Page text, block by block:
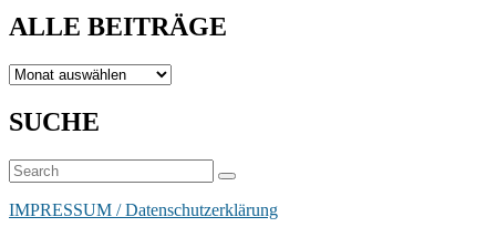
ALLE BEITRÄGE
ALLE
SUCHE
Suchen
nach:
Suchen
IMPRESSUM / Datenschutzerklärung